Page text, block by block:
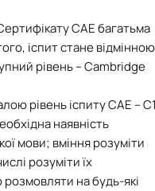
CAE багатьма
іспит стане відмінною
рівень – Cambridge
рівень іспиту CAE –
наявність
мови; вміння розуміти
розуміти їх
на будь-які